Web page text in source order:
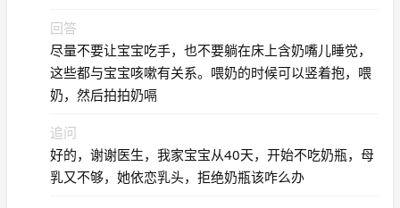
回答
尽量不要让宝宝吃手，也不要躺在床上含奶嘴儿睡觉，
这些都与宝宝咳嗽有关系。喂奶的时候可以竖着抱，喂
奶，然后拍拍奶嗝
追问
好的，谢谢医生，我家宝宝从40天，开始不吃奶瓶，母
乳又不够，她依恋乳头，拒绝奶瓶该咋么办